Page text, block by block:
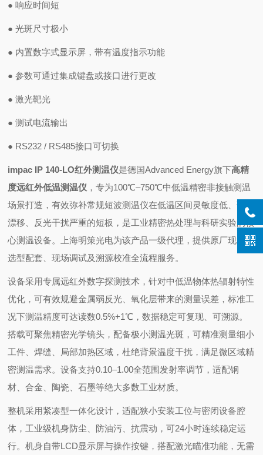
●响应时间短
●光斑尺寸极小
● 内置数字式显示屏，带有温度指示功能
●参数可通过集成键盘或接口进行更改
●激光靶光
●测试电流输出
● RS232 / RS485接口可切换
impac IP 140-LO红外测温仪是德国Advanced Energy旗下高精
度远红外低温测温仪 ，专为100℃–750℃中低温精密非接触测温
场景打造，有效弥补常规短波测温仪在低温区间灵敏度低、读数
漂移、反光干扰严重的短板，是工业精密热处理与科研实验的核
心测温设备。上海明策光电为该产品一级代理，提供原厂现货、
选型配套、现场调试及溯源校准全流程服务。
设备采用专属远红外数字探测技术，针对中低温物体热辐射特性
优化，可有效规避金属弱反光、氧化层带来的测量误差，标准工
况下测温精度可达读数0.5%+1℃，数据稳定可复现、可溯源。
搭载可聚焦精密光学镜头，配备极小测温光斑，可精准测量细小
工件、焊缝、局部加热区域，杜绝背景温度干扰，满足微区域精
密测温需求。设备支持0.10–1.00全范围发射率调节，适配钢
材、合金、陶瓷、石墨等绝大多数工业材质。
整机采用紧凑型一体化设计，适配狭小安装工位与密闭设备腔
体，工业级机身防尘、防油污、抗震动，可24小时连续稳定运
行。机身自带LCD显示屏与操作按键，搭配激光瞄准功能，无需